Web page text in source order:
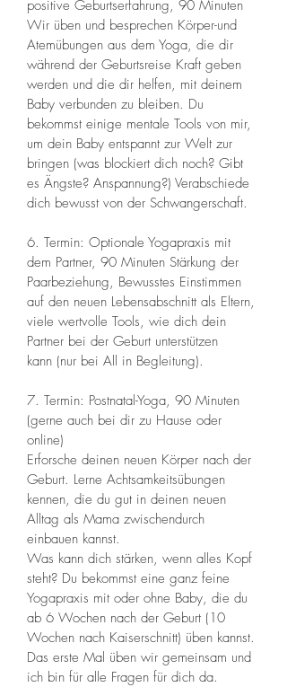
positive Geburtserfahrung, 90 Minuten
Wir üben und besprechen Körper-und
Atemübungen aus dem Yoga, die dir
während der Geburtsreise Kraft geben
werden und die dir helfen, mit deinem
Baby verbunden zu bleiben. Du
bekommst einige mentale Tools von mir,
um dein Baby entspannt zur Welt zur
bringen (was blockiert dich noch? Gibt
es Ängste? Anspannung?) Verabschiede
dich bewusst von der Schwangerschaft.
6. Termin: Optionale Yogapraxis mit
dem Partner, 90 Minuten Stärkung der
Paarbeziehung, Bewusstes Einstimmen
auf den neuen Lebensabschnitt als Eltern,
viele wertvolle Tools, wie dich dein
Partner bei der Geburt unterstützen
kann (nur bei All in Begleitung).
7. Termin: Postnatal-Yoga, 90 Minuten
(gerne auch bei dir zu Hause oder
online)
Erforsche deinen neuen Körper nach der
Geburt. Lerne Achtsamkeitsübungen
kennen, die du gut in deinen neuen
Alltag als Mama zwischendurch
einbauen kannst.
Was kann dich stärken, wenn alles Kopf
steht? Du bekommst eine ganz feine
Yogapraxis mit oder ohne Baby, die du
ab 6 Wochen nach der Geburt (10
Wochen nach Kaiserschnitt) üben kannst.
Das erste Mal üben wir gemeinsam und
ich bin für alle Fragen für dich da.